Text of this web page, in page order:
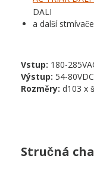
DALI
a další
Vstup: 180-
Výstup: 54-
Rozměry: d103 x
Stručná